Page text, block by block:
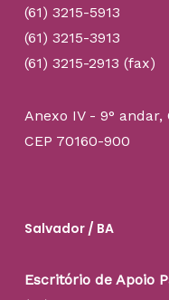
(61) 3215-5913
(61) 3215-3913
(61) 3215-2913 (fax)
Anexo IV - 9° andar,
CEP 70160-900
Salvador / BA
Escritório de Apoio